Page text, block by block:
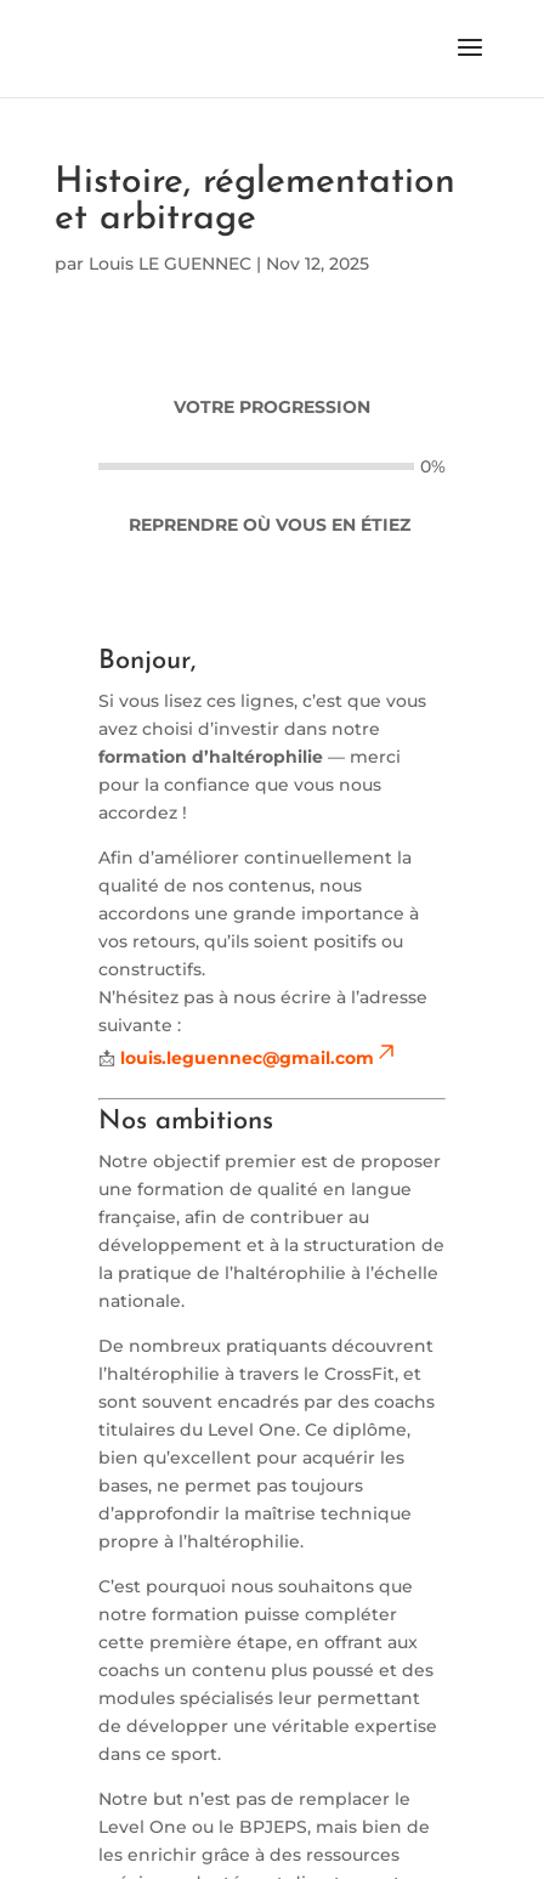
Histoire, réglementation
et arbitrage
par Louis LE GUENNEC| Nov 12, 2025
VOTRE PROGRESSION
0%
REPRENDRE OÙ VOUS EN ÉTIEZ
Bonjour,
Si vous lisez ces lignes, c’est que vous
avez choisi d’investir dans notre
formation d’haltérophilie— merci
pour la confiance que vous nous
accordez !
Afin d’améliorer continuellement la
qualité de nos contenus, nous
accordons une grande importance à
vos retours, qu’ils soient positifs ou
constructifs.
N’hésitez pas à nous écrire à l’adresse
suivante :
📩 louis.leguennec@gmail.com
Nos ambitions
Notre objectif premier est de proposer
une formation de qualité en langue
française, afin de contribuer au
développement et à la structuration de
la pratique de l’haltérophilie à l’échelle
nationale.
De nombreux pratiquants découvrent
l’haltérophilie à travers le CrossFit, et
sont souvent encadrés par des coachs
titulaires du Level One. Ce diplôme,
bien qu’excellent pour acquérir les
bases, ne permet pas toujours
d’approfondir la maîtrise technique
propre à l’haltérophilie.
C’est pourquoi nous souhaitons que
notre formation puisse compléter
cette première étape, en offrant aux
coachs un contenu plus poussé et des
modules spécialisés leur permettant
de développer une véritable expertise
dans ce sport.
Notre but n’est pas de remplacer le
Level One ou le BPJEPS, mais bien de
les enrichir grâce à des ressources